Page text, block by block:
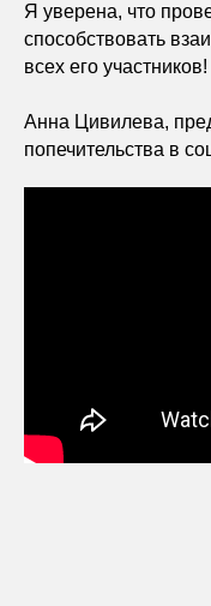
Я уверена, что
способствовать
всех его участников!
Анна Цивилева,
попечительства в